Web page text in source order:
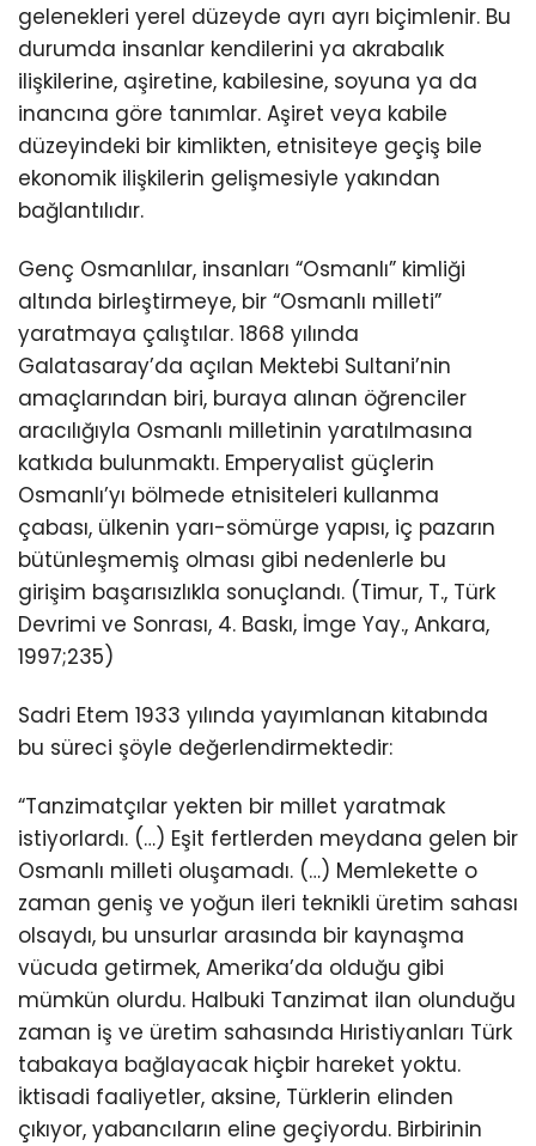
gelenekleri yerel düzeyde ayrı ayrı biçimlenir. Bu
durumda insanlar kendilerini ya akrabalık
ilişkilerine, aşiretine, kabilesine, soyuna ya da
inancına göre tanımlar. Aşiret veya kabile
düzeyindeki bir kimlikten, etnisiteye geçiş bile
ekonomik ilişkilerin gelişmesiyle yakından
bağlantılıdır.
Genç Osmanlılar, insanları “Osmanlı” kimliği
altında birleştirmeye, bir “Osmanlı milleti”
yaratmaya çalıştılar. 1868 yılında
Galatasaray’da açılan Mektebi Sultani’nin
amaçlarından biri, buraya alınan öğrenciler
aracılığıyla Osmanlı milletinin yaratılmasına
katkıda bulunmaktı. Emperyalist güçlerin
Osmanlı’yı bölmede etnisiteleri kullanma
çabası, ülkenin yarı-sömürge yapısı, iç pazarın
bütünleşmemiş olması gibi nedenlerle bu
girişim başarısızlıkla sonuçlandı. (Timur, T., Türk
Devrimi ve Sonrası, 4. Baskı, İmge Yay., Ankara,
1997;235)
Sadri Etem 1933 yılında yayımlanan kitabında
bu süreci şöyle değerlendirmektedir:
“Tanzimatçılar yekten bir millet yaratmak
istiyorlardı. (…) Eşit fertlerden meydana gelen bir
Osmanlı milleti oluşamadı. (…) Memlekette o
zaman geniş ve yoğun ileri teknikli üretim sahası
olsaydı, bu unsurlar arasında bir kaynaşma
vücuda getirmek, Amerika’da olduğu gibi
mümkün olurdu. Halbuki Tanzimat ilan olunduğu
zaman iş ve üretim sahasında Hıristiyanları Türk
tabakaya bağlayacak hiçbir hareket yoktu.
İktisadi faaliyetler, aksine, Türklerin elinden
çıkıyor, yabancıların eline geçiyordu. Birbirinin